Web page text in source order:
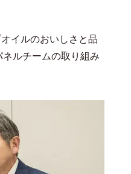
イルのおいしさと品
ルチームの取り組み